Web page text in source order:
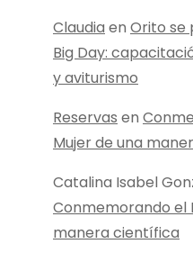
Claudia en Orito se
Big Day:
y aviturismo
Reservas en
Mujer de una
Catalina Isabel
Conmemorando el
manera científica